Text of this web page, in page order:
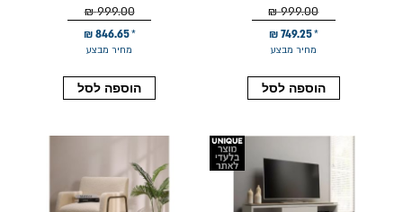
מחיר מבצע
749.25 ₪
999.00 ₪
הוספה לסל
מחיר מבצע
846.65 ₪
999.00 ₪
הוספה לסל